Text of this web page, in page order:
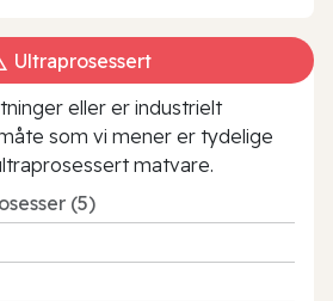
Ultraprosessert
eller er industrielt
som vi mener er tydelige
matvare.
(5)